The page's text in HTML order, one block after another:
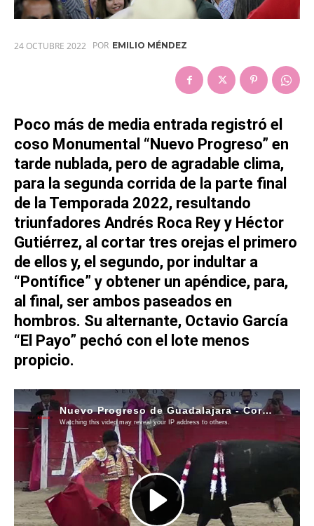
24 OCTUBRE 2022 POR EMILIO MÉNDEZ
Poco más de media entrada registró el
coso Monumental “Nuevo Progreso” en
tarde nublada, pero de agradable clima,
para la segunda corrida de la parte final
de la Temporada 2022, resultando
triunfadores Andrés Roca Rey y Héctor
Gutiérrez, al cortar tres orejas el primero
de ellos y, el segundo, por indultar a
“Pontífice” y obtener un apéndice, para,
al final, ser ambos paseados en
hombros. Su alternante, Octavio García
“El Payo” pechó con el lote menos
propicio.